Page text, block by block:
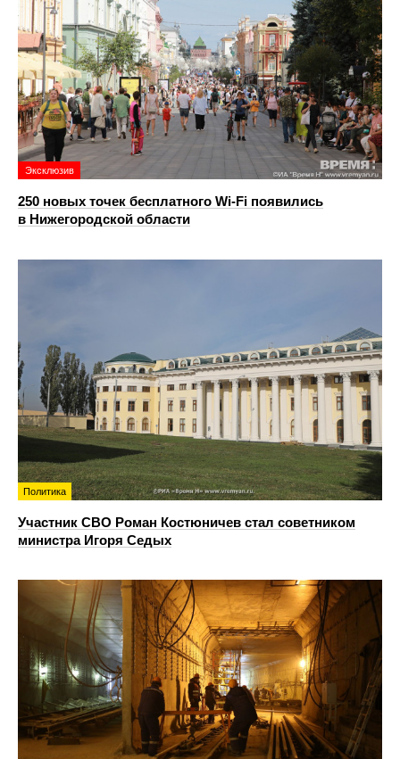
Эксклюзив
250 новых точек бесплатного Wi-Fi появились
в Нижегородской области
Политика
Участник СВО Роман Костюничев стал советником
министра Игоря Седых